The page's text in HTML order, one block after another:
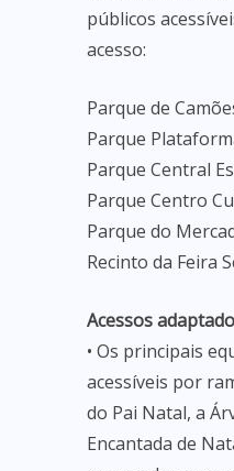
públicos
acesso:
Parque de
Parque
Parque Central
Parque Centro
Parque do
Recinto da Feira
Acessos
• Os principais
acessíveis por
do Pai Natal, a
Encantada de